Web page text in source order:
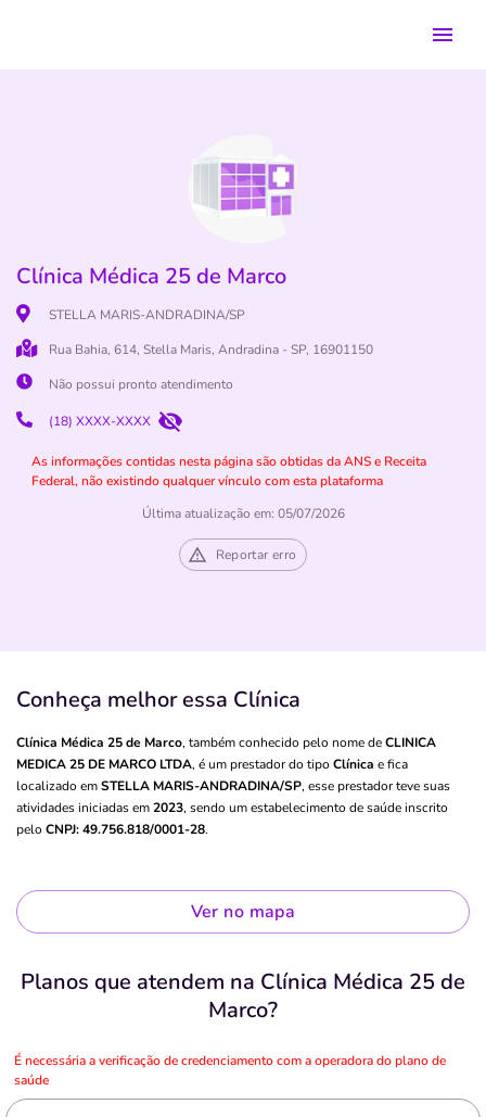
Clínica Médica 25 de Marco
STELLA MARIS-ANDRADINA/SP
Rua Bahia, 614, Stella Maris, Andradina - SP, 16901150
Não possui pronto atendimento
(18) XXXX-XXXX
As informações contidas nesta página são obtidas da ANS e Receita
Federal, não existindo qualquer vínculo com esta plataforma
Última atualização em: 05/07/2026
Reportar erro
Conheça melhor essa Clínica
Clínica Médica 25 de Marco, também conhecido pelo nome deCLINICA
MEDICA 25 DE MARCO LTDA, é um prestador do tipo Clínica e fica
localizado emSTELLA MARIS-ANDRADINA/SP, esse prestador teve suas
atividades iniciadas em2023, sendo um estabelecimento de saúde inscrito
pelo CNPJ: 49.756.818/0001-28.
Ver no mapa
Planos que atendem na Clínica Médica 25 de
Marco?
É necessária a verificação de credenciamento com a operadora do plano de
saúde